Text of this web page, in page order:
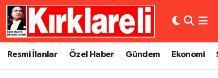
Resmi İlanlar Özel Haber Gündem Ekonomi
Resmi İlanlar
Asayiş
Künye
Merkez Nöbetçi Eczaneler